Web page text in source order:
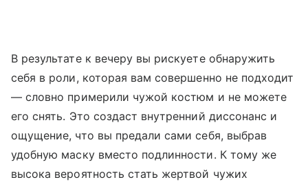
В результате к вечеру вы рискуете обнаружить
себя в роли, которая вам совершенно не подходит
— словно примерили чужой костюм и не можете
его снять. Это создаст внутренний диссонанс и
ощущение, что вы предали сами себя, выбрав
удобную маску вместо подлинности. К тому же
высока вероятность стать жертвой чужих